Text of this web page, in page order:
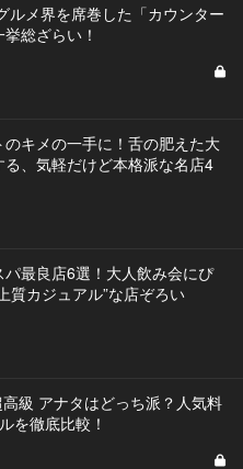
ルメ界を席巻した「カウンター
総ざらい！
のキメの一手に！舌の肥えた大
る、気軽だけど本格派な名店4
パ最良店6選！大人飲み会にぴ
質カジュアル”な店ぞろい
級 アナタはどっち派？人気料
を徹底比較！